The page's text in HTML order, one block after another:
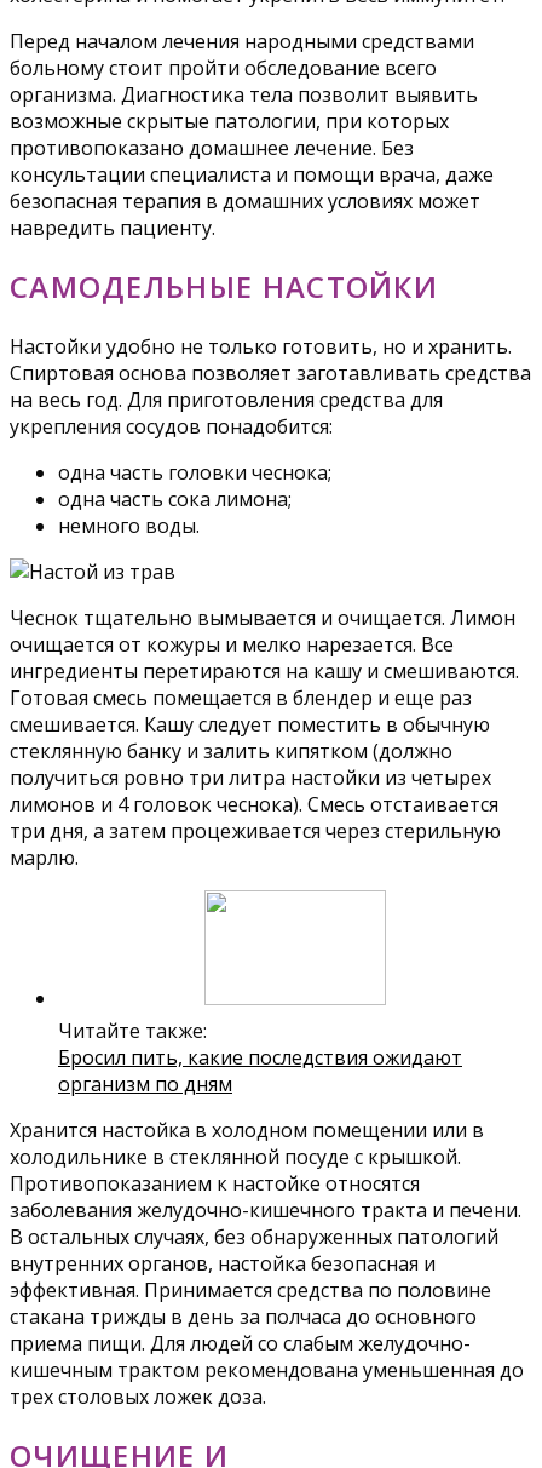
Перед началом лечения народными средствами
больному стоит пройти обследование всего
организма. Диагностика тела позволит выявить
возможные скрытые патологии, при которых
противопоказано домашнее лечение. Без
консультации специалиста и помощи врача, даже
безопасная терапия в домашних условиях может
навредить пациенту.
САМОДЕЛЬНЫЕ НАСТОЙКИ
Настойки удобно не только готовить, но и хранить.
Спиртовая основа позволяет заготавливать средства
на весь год. Для приготовления средства для
укрепления сосудов понадобится:
одна часть головки чеснока;
одна часть сока лимона;
немного воды.
Чеснок тщательно вымывается и очищается. Лимон
очищается от кожуры и мелко нарезается. Все
ингредиенты перетираются на кашу и смешиваются.
Готовая смесь помещается в блендер и еще раз
смешивается. Кашу следует поместить в обычную
стеклянную банку и залить кипятком (должно
получиться ровно три литра настойки из четырех
лимонов и 4 головок чеснока). Смесь отстаивается
три дня, а затем процеживается через стерильную
марлю.
Читайте также:
Бросил пить, какие последствия ожидают
организм по дням
Хранится настойка в холодном помещении или в
холодильнике в стеклянной посуде с крышкой.
Противопоказанием к настойке относятся
заболевания желудочно-кишечного тракта и печени.
В остальных случаях, без обнаруженных патологий
внутренних органов, настойка безопасная и
эффективная. Принимается средства по половине
стакана трижды в день за полчаса до основного
приема пищи. Для людей со слабым желудочно-
кишечным трактом рекомендована уменьшенная до
трех столовых ложек доза.
ОЧИЩЕНИЕ И